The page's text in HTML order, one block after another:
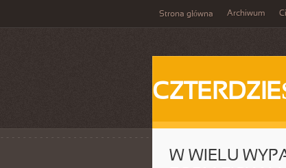
Strona główna Archiwum
W WIELU